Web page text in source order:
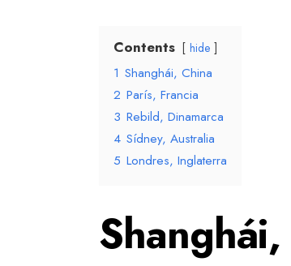
Contents hide
1 Shanghái, China
2 París, Francia
3 Rebild, Dinamarca
4 Sídney, Australia
5 Londres, Inglaterra
Shanghái,